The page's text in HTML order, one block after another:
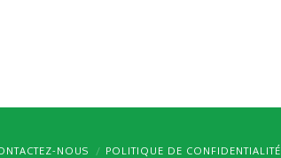
NOUS
POLITIQUE DE CONFIDENTIALITÉ